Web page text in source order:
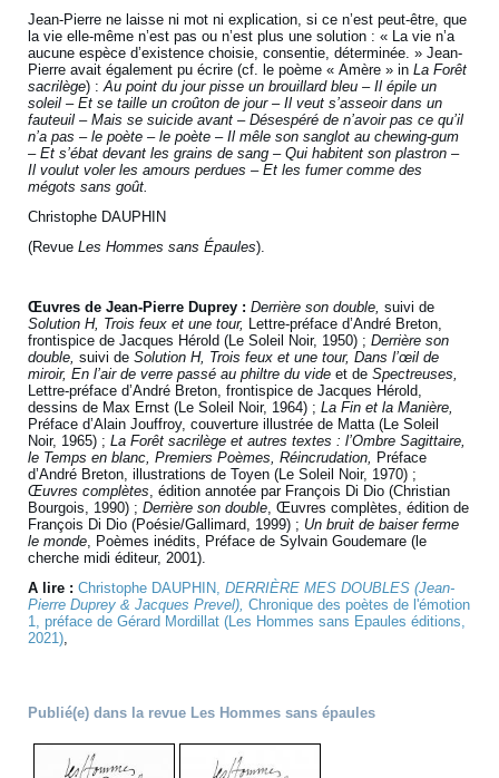
Jean-Pierre ne laisse ni mot ni explication, si ce n’est peut-être, que
la vie elle-même n’est pas ou n’est plus une solution : « La vie n’a
aucune espèce d’existence choisie, consentie, déterminée. » Jean-
Pierre avait également pu écrire (cf. le poème « Amère » inLa Forêt
sacrilège) :Au point du jour pisse un brouillard bleu – Il épile un
soleil – Et se taille un croûton de jour – Il veut s’asseoir dans un
fauteuil – Mais se suicide avant – Désespéré de n’avoir pas ce qu’il
n’a pas – le poète – le poète – Il mêle son sanglot au chewing-gum
– Et s’ébat devant les grains de sang – Qui habitent son plastron –
Il voulut voler les amours perdues – Et les fumer comme des
mégots sans goût.
Christophe DAUPHIN
(RevueLes Hommes sans Épaules).
Œuvres de Jean-Pierre Duprey : Derrière son double,suivi de
Solution H, Trois feux et une tour, Lettre-préface d’André Breton,
frontispice de Jacques Hérold (Le Soleil Noir, 1950) ;Derrière son
double,suivi deSolution H, Trois feux et une tour, Dans l’œil de
miroir, En l’air de verre passé au philtre du videet deSpectreuses,
Lettre-préface d’André Breton, frontispice de Jacques Hérold,
dessins de Max Ernst (Le Soleil Noir, 1964) ;La Fin et la Manière,
Préface d’Alain Jouffroy, couverture illustrée de Matta (Le Soleil
Noir, 1965) ;La Forêt sacrilège et autres textes : l’Ombre Sagittaire,
le Temps en blanc, Premiers Poèmes, Réincrudation, Préface
d’André Breton, illustrations de Toyen (Le Soleil Noir, 1970) ;
Œuvres complètes, édition annotée par François Di Dio (Christian
Bourgois, 1990) ;Derrière son double, Œuvres complètes, édition de
François Di Dio (Poésie/Gallimard, 1999) ; Un bruit de baiser ferme
le monde, Poèmes inédits, Préface de Sylvain Goudemare (le
cherche midi éditeur, 2001).
A lire : Christophe DAUPHIN,DERRIÈRE MES DOUBLES (Jean-
Pierre Duprey & Jacques Prevel),Chronique des poètes de l'émotion
1, préface de Gérard Mordillat (Les Hommes sans Epaules éditions,
2021),
Publié(e) dans la revue Les Hommes sans épaules